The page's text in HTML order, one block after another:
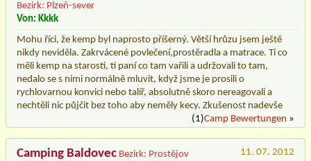
Bezirk: Plzeň-sever
Von: Kkkk
Mohu říci, že kemp byl naprosto příšerný. Větší hrůzu jsem ještě
nikdy neviděla. Zakrvácené povlečení,prostěradla a matrace. Ti co
měli kemp na starosti, ti paní co tam vařili a udržovali to tam,
nedalo se s nimi normálně mluvit, když jsme je prosili o
rychlovarnou konvici nebo talíř, absolutně skoro nereagovali a
nechtěli nic půjčit bez toho aby neměly kecy. Zkušenost nadevše
(1)Camp Bewertungen »
Camping Baldovec Bezirk: Prostějov
11. 07. 2012